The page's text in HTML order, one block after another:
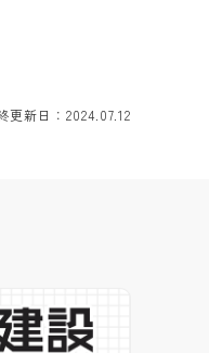
新日：2024.07.12